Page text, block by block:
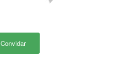
Convidar